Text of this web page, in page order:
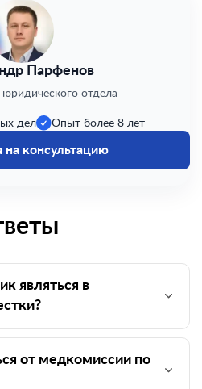
Парфенов
юридического отдела
дел Опыт более 8 лет
на консультацию
являться в
от медкомиссии по